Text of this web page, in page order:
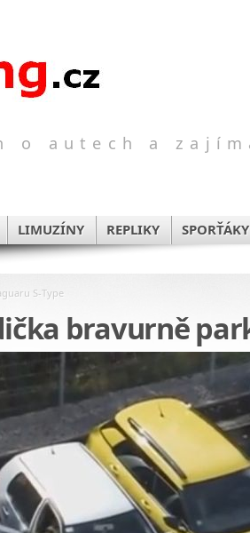
o autech a
LIMUZÍNY REPLIKY SPORŤÁKY
S-Type
bravurně